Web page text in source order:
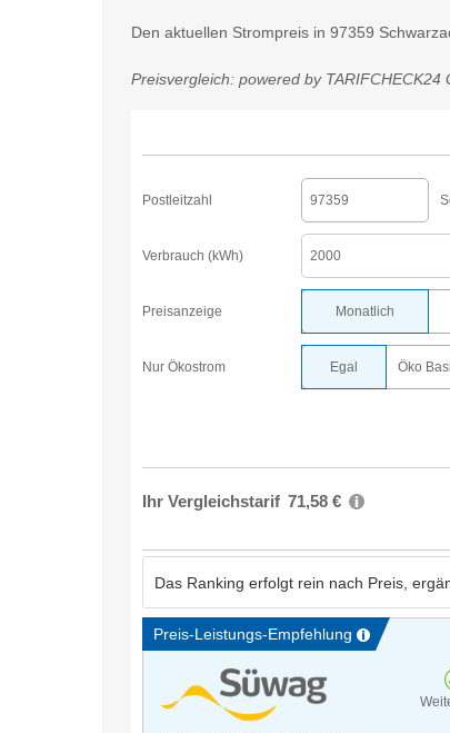
Den aktuellen Strompreis in 97359
Preisvergleich: powered by TARIFCHECK24